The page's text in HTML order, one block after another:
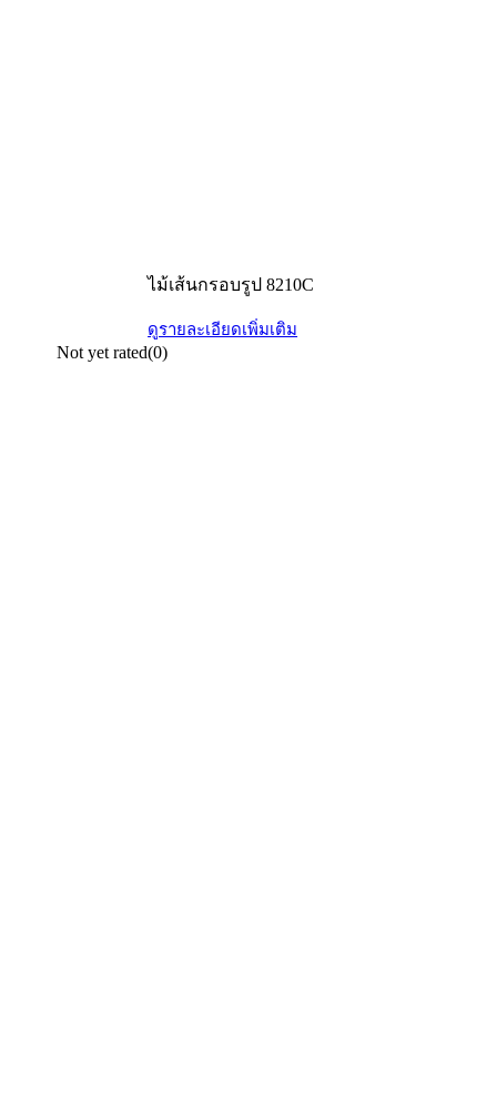
ไม้เส้นกรอบรูป 8210C
ดูรายละเอียดเพิ่มเติม
Not yet rated(0)